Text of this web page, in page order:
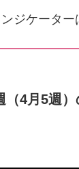
ジケーター
（4月5週